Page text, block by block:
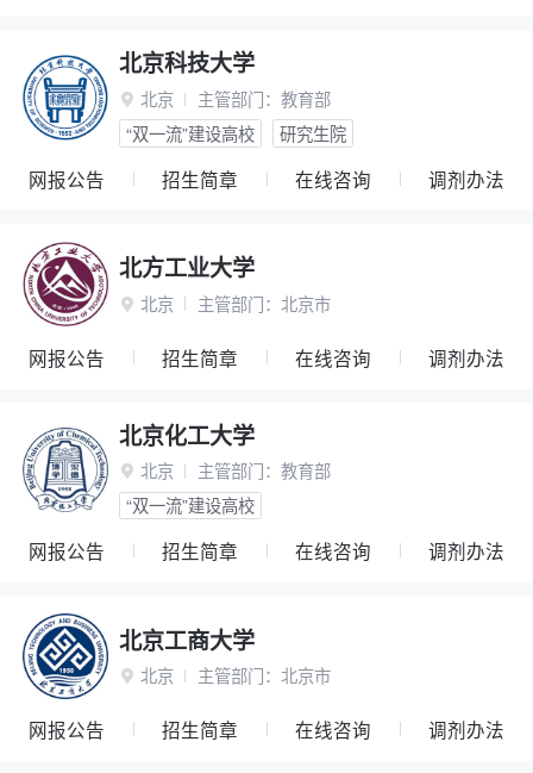
北京科技大学
 北京 主管部门： 教育部
“双一流”建设高校
研究生院
网报公告 招生简章 在线咨询 调剂办法
北方工业大学
 北京 主管部门： 北京市
网报公告 招生简章 在线咨询 调剂办法
北京化工大学
 北京 主管部门： 教育部
“双一流”建设高校
网报公告 招生简章 在线咨询 调剂办法
北京工商大学
 北京 主管部门： 北京市
网报公告 招生简章 在线咨询 调剂办法